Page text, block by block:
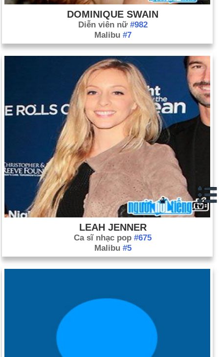
DOMINIQUE SWAIN
Diễn viên nữ #982
Malibu #7
LEAH JENNER
Ca sĩ nhạc pop #675
Malibu #5